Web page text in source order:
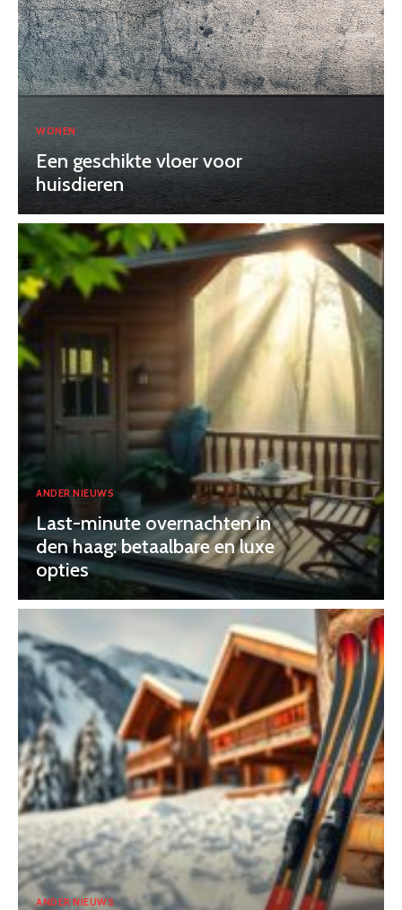
WONEN
Een geschikte vloer voor
huisdieren
ANDER NIEUWS
Last-minute overnachten in
den haag: betaalbare en luxe
opties
ANDER NIEUWS